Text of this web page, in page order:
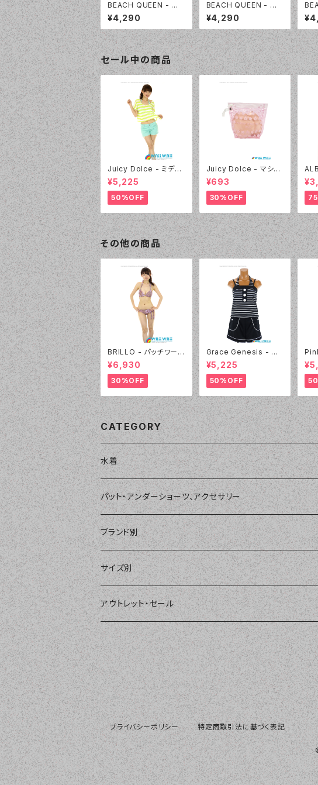
BEACH QUEEN - 無
地スタンドカラ― UVト
ップス（333420 -82:
ネイビー）
¥4,290
BEACH QUEEN - 無
地スタンドカラ― UVト
ップス（333420 - 09:
ホワイト）
¥4,290
ピ
0 -
セール中の商品
Juicy Dolce - ミディ
アムドット（4412 - 60:
グリーン）
¥5,225
50%OFF
Juicy Dolce - マシュ
マロパッド（032 - 40:
イエロー）
¥693
30%OFF
イ
2:ピ
その他の商品
BRILLO - パッチワーク
ビキニ（3309 - 12:ピ
ンク）
¥6,930
30%OFF
Grace Genesis - 先
染マリンボーダー（313
3 - 05:ブラック）
¥5,225
50%OFF
ー
ト（
ト）
CATEGORY
水着
単品
ショートパンツ、ボードショーツ
パーカー、ラッシュパーカー
ラッシュガード、ジャケット
ワンピース・モノキニ
ナチュラルタンキニ
ナチュラルタンキニ
2点セット
4点セット
3点セット
パット・アンダーショーツ、アクセサリー
パット
アンダーショーツ
アクセサリー
ブランド別
BEACH QUEEN
MILSQUR
Sweet Flavor
LIP SERVICE
EMODA
Pinky&Dianne
NATURAL BEAUTY
サイズ別
フリー
7号
S
9号
M
11号
L
13号
LL
15号
アウトレット・セール
プライバシーポリシー 特定商取引法に基づく表記